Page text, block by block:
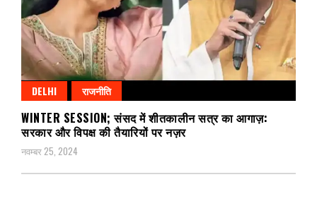
DELHI राजनीति
WINTER SESSION; संसद में शीतकालीन सत्र का आगाज़:
सरकार और विपक्ष की तैयारियों पर नज़र
नवम्बर 25, 2024